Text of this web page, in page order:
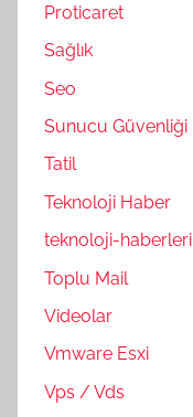
Proticaret
Sağlık
Seo
Sunucu Güvenliği
Tatil
Teknoloji Haber
teknoloji-haberleri
Toplu Mail
Videolar
Vmware Esxi
Vps / Vds